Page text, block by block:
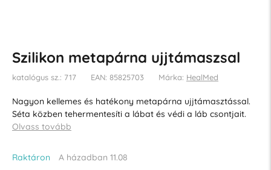
Szilikon metapárna ujjtámaszsal
katalógus sz.: 717 EAN: 85825703 Márka: HealMed
Nagyon kellemes és hatékony metapárna ujjtámasztással.
Séta közben tehermentesíti a lábat és védi a láb csontjait.
Olvass tovább
Raktáron A házadban 11.08